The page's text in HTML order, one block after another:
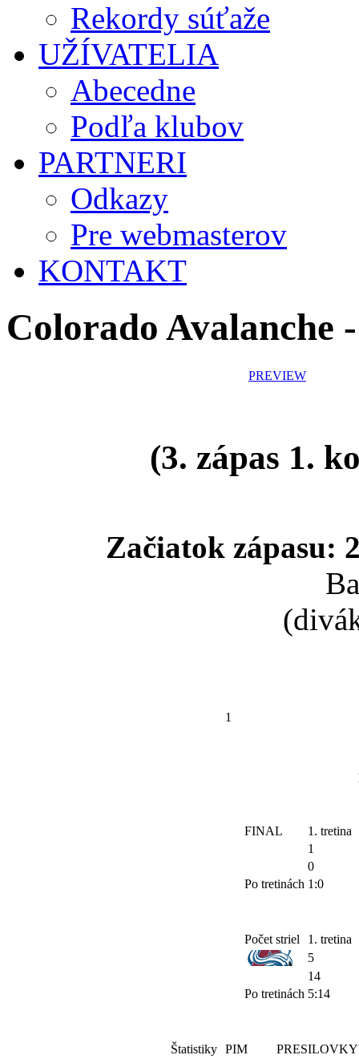
Rekordy súťaže
UŽÍVATELIA
Abecedne
Podľa klubov
PARTNERI
Odkazy
Pre webmasterov
KONTAKT
Colorado Avalanche
PREVIEW
(3. zápas 1.
Začiatok zápasu:
1
FINAL
1. tretina
1
0
Po tretinách 1:0
Počet striel
1. tretina
5
14
Po tretinách 5:14
Štatistiky PIM
PRESILOVKY